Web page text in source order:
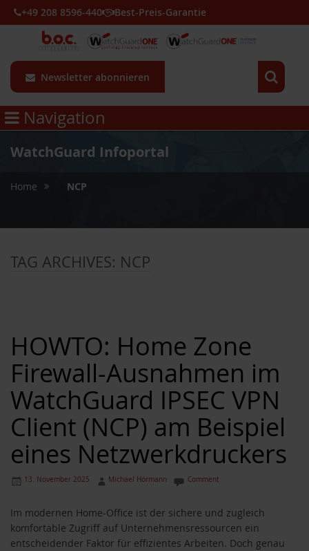
Newsletter abonnieren
+49 208 8596-440 Best-Preis-Garantie
Navigation
WatchGuard Infoportal
Home NCP
TAG ARCHIVES: NCP
HOWTO: Home Zone
Firewall-Ausnahmen im
WatchGuard IPSEC VPN
Client (NCP) am Beispiel
eines Netzwerkdruckers
13. November 2025 Michael Hörmann Comment
Im modernen Home-Office ist der sichere und zugleich
komfortable Zugriff auf Unternehmensressourcen ein
entscheidender Faktor für effizientes Arbeiten. Doch genau